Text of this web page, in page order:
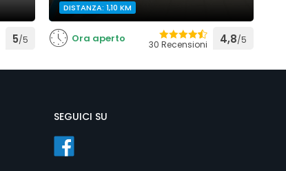
5/5
DISTANZA: 1,10 KM
Ora aperto 30 Recensioni 4,8/5
SEGUICI SU